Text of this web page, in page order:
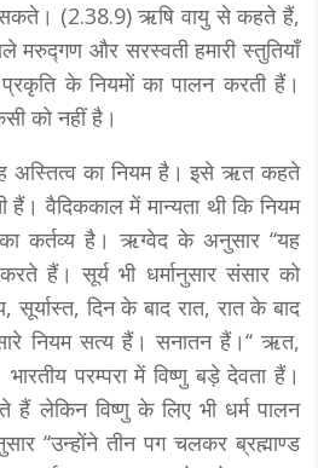
सकते। (2.38.9) ऋषि वायु से कहते हैं,
मरुद्गण और सरस्वती हमारी स्तुतियाँ
प्रकृति के नियमों का पालन करती हैं।
को नहीं है।
अस्तित्व का नियम है। इसे ऋत कहते
हैं। वैदिककाल में मान्यता थी कि नियम
कर्तव्य है। ऋग्वेद के अनुसार ‘‘यह
हैं। सूर्य भी धर्मानुसार संसार को
दिन के बाद रात, रात के बाद
नियम सत्य हैं। सनातन हैं।‘‘ ऋत,
परम्परा में विष्णु बड़े देवता हैं।
हैं लेकिन विष्णु के लिए भी धर्म पालन
‘‘उन्होंने तीन पग चलकर ब्रह्माण्ड